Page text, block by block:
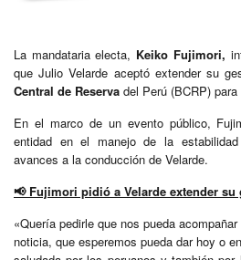
La mandataria electa, Keiko Fujimori,
que Julio Velarde aceptó extender su
Central de Reserva del Perú (BCRP)
En el marco de un evento público,
entidad en el manejo de la
avances a la conducción de Velarde.
📢 Fujimori pidió a Velarde extender su
«Quería pedirle que nos pueda
noticia, que esperemos pueda dar hoy o